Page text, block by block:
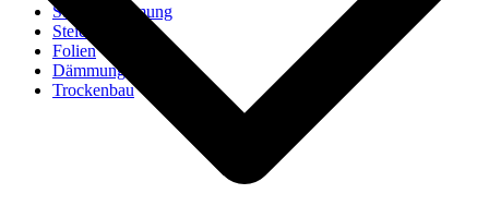
Steico Dämmung
Steico Zubehör
Folien
Dämmung
Trockenbau